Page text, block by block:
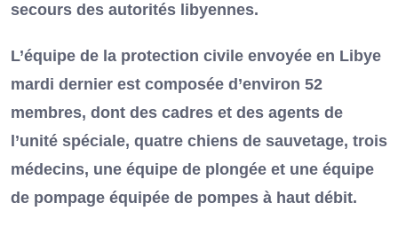
secours des autorités libyennes.
L’équipe de la protection civile envoyée en Libye
mardi dernier est composée d’environ 52
membres, dont des cadres et des agents de
l’unité spéciale, quatre chiens de sauvetage, trois
médecins, une équipe de plongée et une équipe
de pompage équipée de pompes à haut débit.